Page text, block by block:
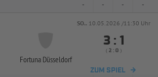
- - - -
SO.. 10.05.2026 /11:30 Uhr
Fortuna Düsseldorf
 : 
(  :  )
ZUM SPIEL